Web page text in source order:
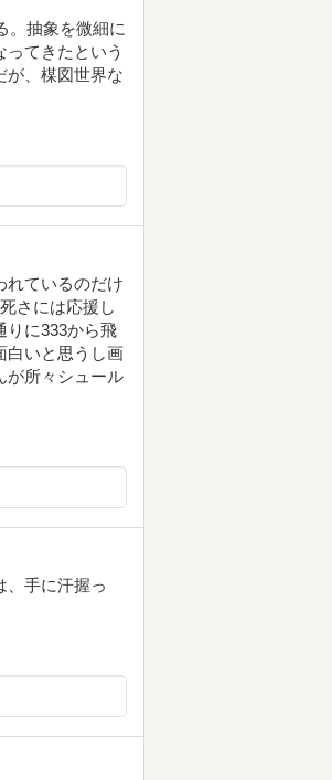
。抽象を微細に
てきたという
が、楳図世界な
れているのだけ
さには応援し
りに333から飛
白いと思うし画
が所々シュール
、手に汗握っ